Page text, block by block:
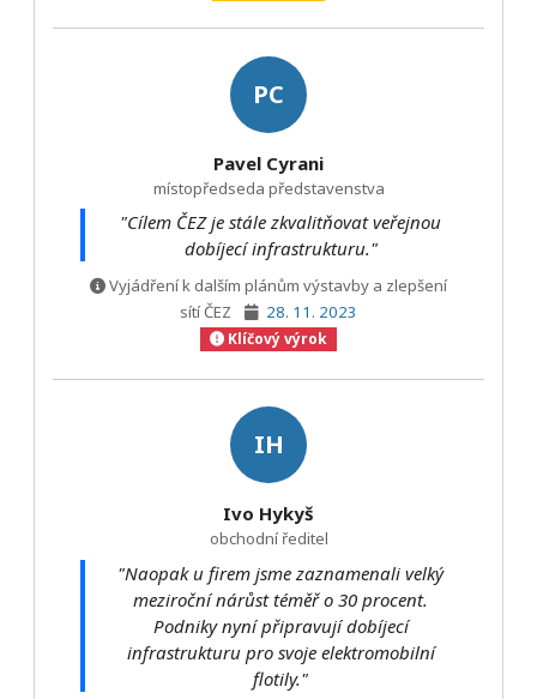
PC
Pavel Cyrani
místopředseda představenstva
"Cílem ČEZ je stále zkvalitňovat veřejnou
dobíjecí infrastrukturu."
Vyjádření k dalším plánům výstavby a zlepšení
sítí ČEZ
28. 11. 2023
Klíčový výrok
IH
Ivo Hykyš
obchodní ředitel
"Naopak u firem jsme zaznamenali velký
meziroční nárůst téměř o 30 procent.
Podniky nyní připravují dobíjecí
infrastrukturu pro svoje elektromobilní
flotily."